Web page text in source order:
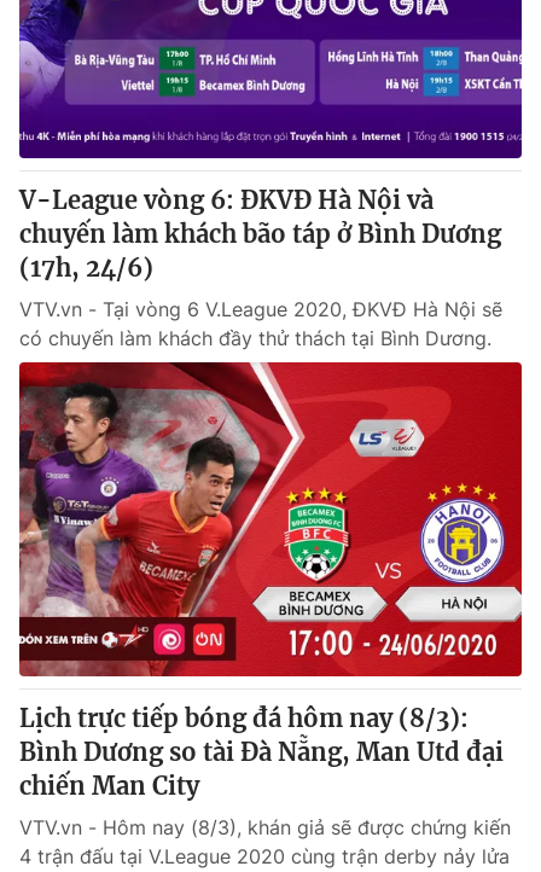
Cơ quan báo chí:
Thời báo VTV
Giấy phép hoạt động báo in và báo điện tử số 483/GP-BTTTT
cấp ngày 29/12/2023
Tổng Biên tập:Vũ Thanh Thủy
Phó Tổng Biên tập:Nguyễn Thị Mỹ Hạnh, Phạm Quốc Thắng,
Nguyễn Trọng Ninh
Tổng đài VTV:024.38 355 931 - 024.38 355 932
Ðiện thoại Thời báo VTV:024.66 897 897
Email: toasoan@vtv.vn
Liên hệ quảng cáo:
® Cấm sao chép dưới mọi hình thức nếu không có sự chấp
thuận bằng văn bản. Ghi rõ nguồn VTV.vn khi phát hành lại
thông tin từ website này.
V-League vòng 6: ĐKVĐ Hà Nội và
chuyến làm khách bão táp ở Bình Dương
(17h, 24/6)
VTV.vn - Tại vòng 6 V.League 2020, ĐKVĐ Hà Nội sẽ
có chuyến làm khách đầy thử thách tại Bình Dương.
Lịch trực tiếp bóng đá hôm nay (8/3):
Bình Dương so tài Đà Nẵng, Man Utd đại
chiến Man City
VTV.vn - Hôm nay (8/3), khán giả sẽ được chứng kiến
4 trận đấu tại V.League 2020 cùng trận derby nảy lửa